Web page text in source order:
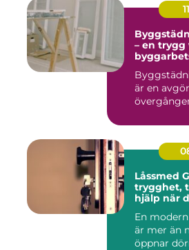
– en trygg
är en
Låssmed
trygghet,
hjälp när
En
är mer än
öppnar